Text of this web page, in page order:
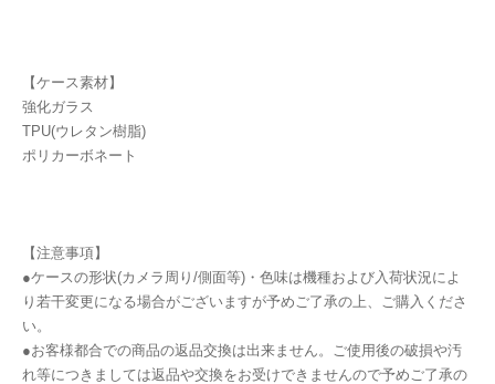
【ケース素材】
強化ガラス
TPU(ウレタン樹脂)
ポリカーボネート
【注意事項】
●ケースの形状(カメラ周り/側面等)・色味は機種および入荷状況によ
り若干変更になる場合がございますが予めご了承の上、ご購入くださ
い。
●お客様都合での商品の返品交換は出来ません。ご使用後の破損や汚
れ等につきましては返品や交換をお受けできませんので予めご了承の